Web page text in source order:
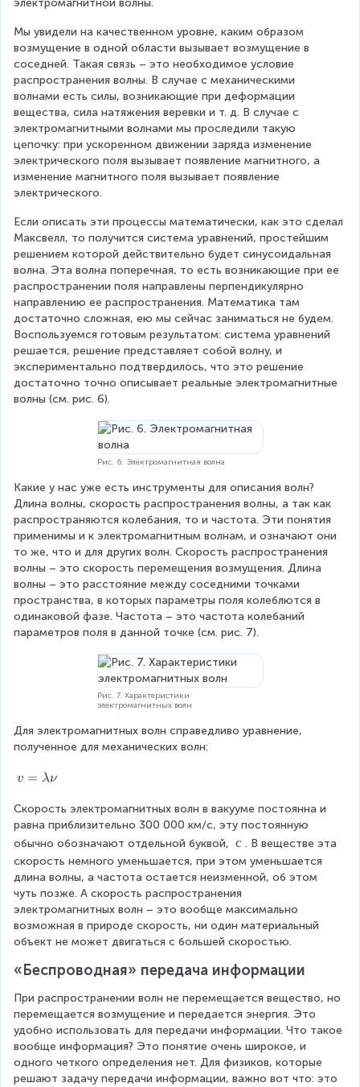
электромагнитной волны.
Мы увидели на качественном уровне, каким образом
возмущение в одной области вызывает возмущение в
соседней. Такая связь – это необходимое условие
распространения волны. В случае с механическими
волнами есть силы, возникающие при деформации
вещества, сила натяжения веревки и т. д. В случае с
электромагнитными волнами мы проследили такую
цепочку: при ускоренном движении заряда изменение
электрического поля вызывает появление магнитного, а
изменение магнитного поля вызывает появление
электрического.
Если описать эти процессы математически, как это сделал
Максвелл, то получится система уравнений, простейшим
решением которой действительно будет синусоидальная
волна. Эта волна поперечная, то есть возникающие при ее
распространении поля направлены перпендикулярно
направлению ее распространения. Математика там
достаточно сложная, ею мы сейчас заниматься не будем.
Воспользуемся готовым результатом: система уравнений
решается, решение представляет собой волну, и
экспериментально подтвердилось, что это решение
достаточно точно описывает реальные электромагнитные
волны (см. рис. 6).
Рис. 6. Электромагнитная волна
Какие у нас уже есть инструменты для описания волн?
Длина волны, скорость распространения волны, а так как
распространяются колебания, то и частота. Эти понятия
применимы и к электромагнитным волнам, и означают они
то же, что и для других волн. Скорость распространения
волны – это скорость перемещения возмущения. Длина
волны – это расстояние между соседними точками
пространства, в которых параметры поля колеблются в
одинаковой фазе. Частота – это частота колебаний
параметров поля в данной точке (см. рис. 7).
Рис. 7. Характеристики
электромагнитных волн
Для электромагнитных волн справедливо уравнение,
полученное для механических волн:
v
\l
a
m
b
d
a
\
n
u
v = λν
Скорость электромагнитных волн в вакууме постоянна и
равна приблизительно 300 000 км/с, эту постоянную
обычно обозначают отдельной буквой, {
с
}
с . В веществе эта
скорость немного уменьшается, при этом уменьшается
длина волны, а частота остается неизменной, об этом
чуть позже. А скорость распространения
электромагнитных волн – это вообще максимально
возможная в природе скорость, ни один материальный
объект не может двигаться с большей скоростью.
«Беспроводная» передача информации
При распространении волн не перемещается вещество, но
перемещается возмущение и передается энергия. Это
удобно использовать для передачи информации. Что такое
вообще информация? Это понятие очень широкое, и
одного четкого определения нет. Для физиков, которые
решают задачу передачи информации, важно вот что: это